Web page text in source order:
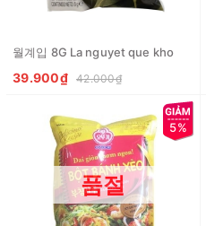
월계입 8G La nguyet que kho
39.900₫ 42.000₫
5%
품절